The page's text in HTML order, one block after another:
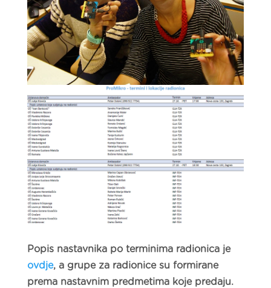
Popis nastavnika po terminima radionica je
ovdje, a grupe za radionice su formirane
prema nastavnim predmetima koje predaju.